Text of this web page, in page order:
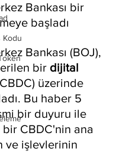
Kodu
Bankası bir
başladı
Bankası (BOJ),
bir dijital
üzerinde
Bu haber 5
bir duyuru ile
bir CBDC'nin ana
ve işlevlerinin